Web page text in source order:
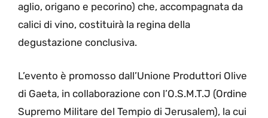
aglio, origano e pecorino) che, accompagnata da
calici di vino, costituirà la regina della
degustazione conclusiva.
L’evento è promosso dall’Unione Produttori Olive
di Gaeta, in collaborazione con l’O.S.M.T.J (Ordine
Supremo Militare del Tempio di Jerusalem), la cui